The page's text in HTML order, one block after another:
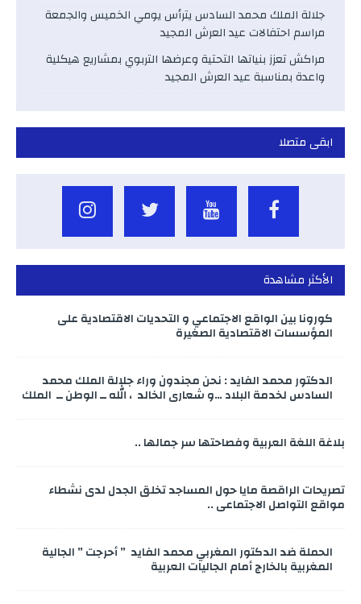
جلالة الملك محمد السادس يترأس يومي الخميس والجمعة
مراسم احتفالات عيد العرش المجيد
مراكش تعزز بنياتها التحتية وعرضها التربوي بمشاريع هيكلية
واعدة بمناسبة عيد العرش المجيد
ابقى متصلا
الأكثر مشاهدة
كورونا بين الواقع الاجتماعي و التحديات الاقتصادية على
المؤسسات الاقتصادية الصغيرة
الدكتور محمد الفايد : نحن مجندون وراء جلالة الملك محمد
السادس لخدمة البلاد …و شعاري الخالد ، الله ــ الوطن ــ الملك
بلاغة اللغة العربية وفصاحتها سر جمالها ..
تصريحات الراقصة مايا حول المساجد تخلق الجدل لدى نشطاء
مواقع التواصل الاجتماعي ..
الحملة ضد الدكتور المغربي محمد الفايد ” أحرجت ” الجالية
المغربية بالخارج أمام الجاليات العربية